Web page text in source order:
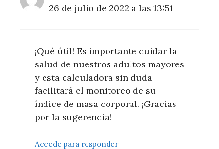
26 de julio de 2022 a las 13:51
¡Qué útil! Es importante cuidar la
salud de nuestros adultos mayores
y esta calculadora sin duda
facilitará el monitoreo de su
índice de masa corporal. ¡Gracias
por la sugerencia!
Accede para responder